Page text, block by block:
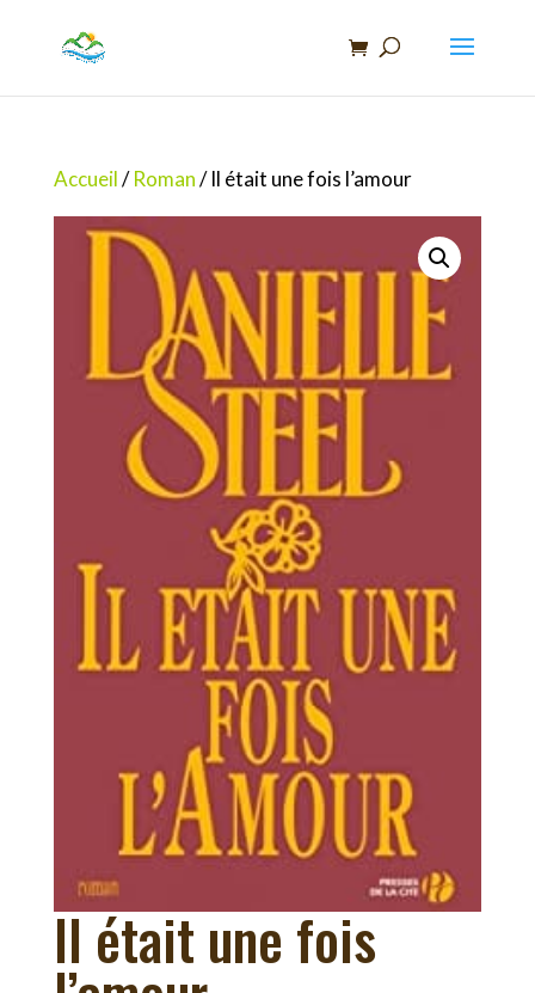
Accueil/Roman/ Il était une fois l’amour
Il était une fois